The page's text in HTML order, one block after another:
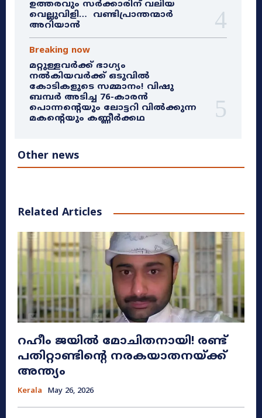
ഉത്തരവും സർക്കാരിന് വലിയ
വെല്ലുവിളി… വണ്ടിപ്രാന്തന്മാർ
അറിയാൻ
Breaking now
മറ്റുള്ളവർക്ക് ഭാഗ്യം
നൽകിയവർക്ക് ഒടുവിൽ
കോടികളുടെ സമ്മാനം! വിഷു
ബമ്പർ അടിച്ച 76-കാരൻ
പൊന്നന്റെയും ലോട്ടറി വിൽക്കുന്ന
മകന്റെയും കണ്ണീർക്കഥ
Other news
Related Articles
റഹീം ജയിൽ മോചിതനായി! രണ്ട്
പതിറ്റാണ്ടിന്റെ നരകയാതനയ്ക്ക്
അന്ത്യം
Kerala May 26, 2026